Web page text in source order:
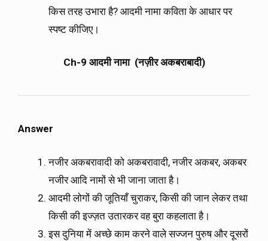
किस तरह उभारा है? आदमी नामा कविता के आधार पर
स्पष्ट कीजिए।
Ch-9 आदमी नामा (नज़ीर अकबराबादी)
Answer
नजीर अकबरावादी को अकबरावादी, नजीर अकबर, अकबर
नजीर आदि नामों से भी जाना जाता है।
आदमी लोगों की जूतियाँ चुराकर, किसी की जान लेकर तथा
किसी की इज्ज़त उतारकर वह बुरा कहलाता है।
इस दुनिया में अच्छे काम करने वाले सज्जन पुरुष और दूसरों